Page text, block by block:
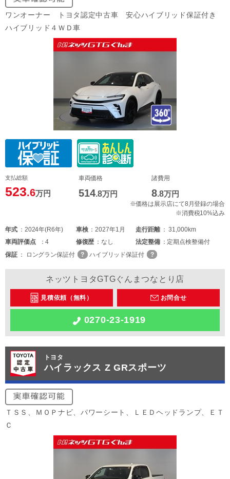
ワンオーナー トヨタ認定中古車 安心ハイブリッド保証付き
ハイブリッド４ＷＤ車
支払総額
523.6万円
車両価格
514.8万円
諸費用
8.8万円
※価格は展示店にて8月登録の場合
※消費税10%込み
年式 2024年(R6年) 車検 2027年1月 走行距離
31,000km
車両評価点 4 修復歴 なし 法定整備
定期点検整備付
保証
ロングラン保証付 ハイブリッド保証付
ネッツトヨタGTGぐんまつなとり店
見積依頼（無料） お問合せ
0270-23-1919
トヨタ
ハイラックス Z GRスポーツ
ＴＳＳ、ＭＯＰナビ、パワーシート、ＬＥＤヘッドランプ、ＥＴ
Ｃ